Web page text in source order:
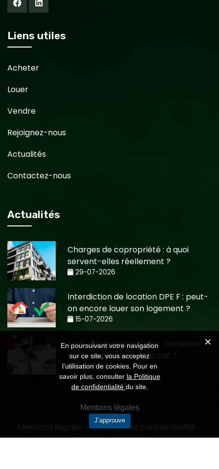
Liens utiles
Acheter
Louer
Vendre
Rejoignez-nous
Actualités
Contactez-nous
Actualités
Charges de copropriété : à quoi
servent-elles réellement ?
29-07-2026
Interdiction de location DPE F : peut-
on encore louer son logement ?
15-07-2026
Frais d'achat immobilier : combien
coûte réellement un achat ?
15-07-2026
-Politiques de confidentialité
Barème-Médiation
En poursuivant votre navigation
sur ce site, vous acceptez
l’utilisation de cookies. Pour en
savoir plus, consulter la Politique
de confidentialité du site.
Mentions légales
J’approuve